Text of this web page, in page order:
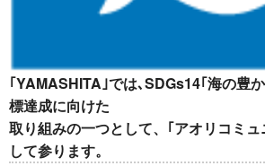
｢YAMASHITA｣では､SDGs14｢海の豊
標達成に向けた
取り組みの一つとして、｢アオリコミ
して参ります。